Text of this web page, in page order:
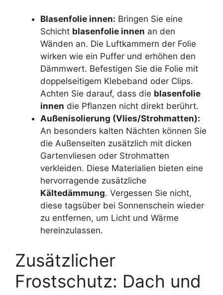
Blasenfolie innen: Bringen Sie eine
Schicht blasenfolie innen an den
Wänden an. Die Luftkammern der Folie
wirken wie ein Puffer und erhöhen den
Dämmwert. Befestigen Sie die Folie mit
doppelseitigem Klebeband oder Clips.
Achten Sie darauf, dass die blasenfolie
innen die Pflanzen nicht direkt berührt.
Außenisolierung (Vlies/Strohmatten):
An besonders kalten Nächten können Sie
die Außenseiten zusätzlich mit dicken
Gartenvliesen oder Strohmatten
verkleiden. Diese Materialien bieten eine
hervorragende zusätzliche
Kältedämmung. Vergessen Sie nicht,
diese tagsüber bei Sonnenschein wieder
zu entfernen, um Licht und Wärme
hereinzulassen.
Zusätzlicher
Frostschutz: Dach und